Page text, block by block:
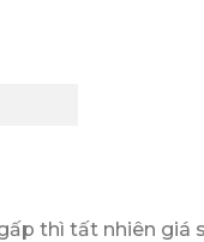
thì tất nhiên giá